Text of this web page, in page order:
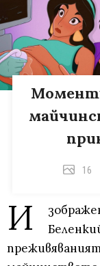
16
И